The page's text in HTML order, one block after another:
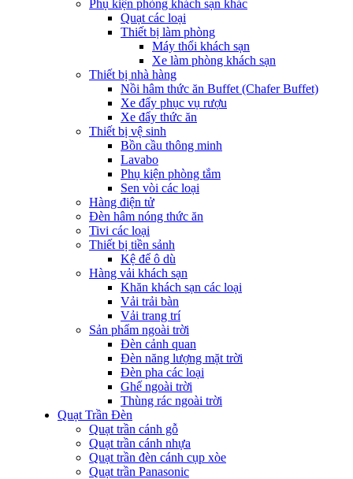
Phụ kiện phòng khách sạn khác
Quạt các loại
Thiết bị làm phòng
Máy thổi khách sạn
Xe làm phòng khách sạn
Thiết bị nhà hàng
Nồi hâm thức ăn Buffet (Chafer Buffet)
Xe đẩy phục vụ rượu
Xe đẩy thức ăn
Thiết bị vệ sinh
Bồn cầu thông minh
Lavabo
Phụ kiện phòng tắm
Sen vòi các loại
Hàng điện tử
Đèn hâm nóng thức ăn
Tivi các loại
Thiết bị tiền sảnh
Kệ để ô dù
Hàng vải khách sạn
Khăn khách sạn các loại
Vải trải bàn
Vải trang trí
Sản phẩm ngoài trời
Đèn cảnh quan
Đèn năng lượng mặt trời
Đèn pha các loại
Ghế ngoài trời
Thùng rác ngoài trời
Quạt Trần Đèn
Quạt trần cánh gỗ
Quạt trần cánh nhựa
Quạt trần đèn cánh cụp xòe
Quạt trần Panasonic